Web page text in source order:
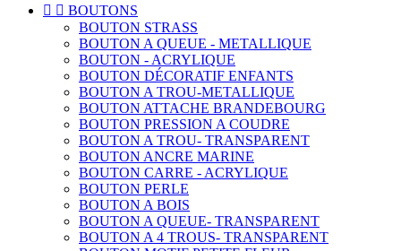
  BOUTONS
BOUTON STRASS
BOUTON A QUEUE - METALLIQUE
BOUTON - ACRYLIQUE
BOUTON DÉCORATIF ENFANTS
BOUTON A TROU-METALLIQUE
BOUTON ATTACHE BRANDEBOURG
BOUTON PRESSION A COUDRE
BOUTON A TROU- TRANSPARENT
BOUTON ANCRE MARINE
BOUTON CARRE - ACRYLIQUE
BOUTON PERLE
BOUTON A BOIS
BOUTON A QUEUE- TRANSPARENT
BOUTON A 4 TROUS- TRANSPARENT